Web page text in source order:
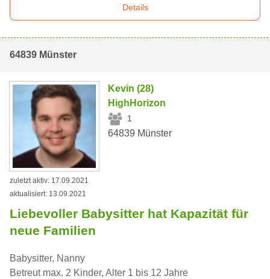
Details
64839 Münster
Kevin (28)
HighHorizon
1
64839 Münster
zuletzt aktiv: 17.09.2021
aktualisiert: 13.09.2021
Liebevoller Babysitter hat Kapazität für
neue Familien
Babysitter, Nanny
Betreut max. 2 Kinder, Alter 1 bis 12 Jahre